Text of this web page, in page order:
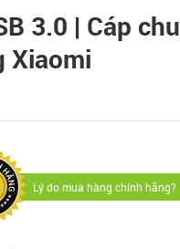
3.0 | Cáp
Xiaomi
Lý do mua hàng chính hãng?